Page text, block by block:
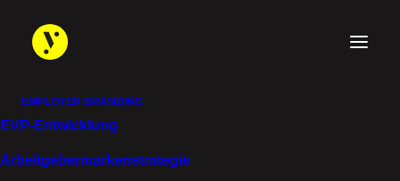
EMPLOYER BRANDING
EVP-Entwicklung
Arbeitgebermarken­strategie
ETAS GmbH